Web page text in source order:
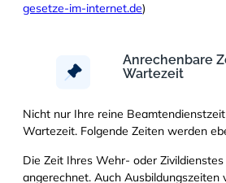
gesetze-im-internet.de)
Anrechenbare
Wartezeit
Nicht nur Ihre reine
Wartezeit. Folgende Zeiten werden
Die Zeit Ihres Wehr- oder
angerechnet. Auch Ausbildungszeiten